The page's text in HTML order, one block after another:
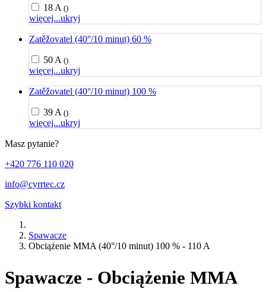
18 A ()
więcej...ukryj
Zatěžovatel (40°/10 minut) 60 %
50 A ()
więcej...ukryj
Zatěžovatel (40°/10 minut) 100 %
39 A ()
więcej...ukryj
Masz pytanie?
+420 776 110 020
info@cyrrtec.cz
Szybki kontakt
Spawacze
Obciążenie MMA (40°/10 minut) 100 % - 110 A
Spawacze - Obciążenie MMA